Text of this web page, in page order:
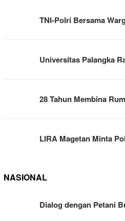
TNI-Polri Bersama
Universitas Palangka
28 Tahun Membina
LIRA Magetan Minta
NASIONAL
Dialog dengan Petani